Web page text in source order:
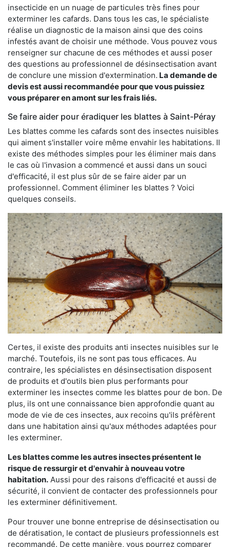
insecticide en un nuage de particules très fines pour
exterminer les cafards. Dans tous les cas, le spécialiste
réalise un diagnostic de la maison ainsi que des coins
infestés avant de choisir une méthode. Vous pouvez vous
renseigner sur chacune de ces méthodes et aussi poser
des questions au professionnel de désinsectisation avant
de conclure une mission d'extermination. La demande de
devis est aussi recommandée pour que vous puissiez
vous préparer en amont sur les frais liés.
Se faire aider pour éradiquer les blattes à Saint-Péray
Les blattes comme les cafards sont des insectes nuisibles
qui aiment s'installer voire même envahir les habitations. Il
existe des méthodes simples pour les éliminer mais dans
le cas où l'invasion a commencé et aussi dans un souci
d'efficacité, il est plus sûr de se faire aider par un
professionnel. Comment éliminer les blattes ? Voici
quelques conseils.
Certes, il existe des produits anti insectes nuisibles sur le
marché. Toutefois, ils ne sont pas tous efficaces. Au
contraire, les spécialistes en désinsectisation disposent
de produits et d'outils bien plus performants pour
exterminer les insectes comme les blattes pour de bon. De
plus, ils ont une connaissance bien approfondie quant au
mode de vie de ces insectes, aux recoins qu'ils préfèrent
dans une habitation ainsi qu'aux méthodes adaptées pour
les exterminer.
Les blattes comme les autres insectes présentent le
risque de ressurgir et d'envahir à nouveau votre
habitation. Aussi pour des raisons d'efficacité et aussi de
sécurité, il convient de contacter des professionnels pour
les exterminer définitivement.
Pour trouver une bonne entreprise de désinsectisation ou
de dératisation, le contact de plusieurs professionnels est
recommandé. De cette manière, vous pourrez comparer